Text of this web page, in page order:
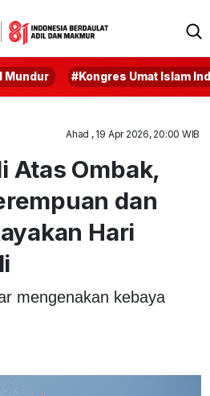
Mundur #Kongres Umat Islam
Ahad , 19 Apr 2026, 20:00 WIB
Atas Ombak,
dan
Hari
mengenakan kebaya